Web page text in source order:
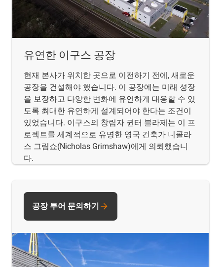
유연한 이구스 공장
현재 본사가 위치한 곳으로 이전하기 전에, 새로운
공장을 건설해야 했습니다. 이 공장에는 미래 성장
을 보장하고 다양한 변화에 유연하게 대응할 수 있
도록 최대한 유연하게 설계되어야 한다는 조건이
있었습니다. 이구스의 창립자 귄터 블라제는 이 프
로젝트를 세계적으로 유명한 영국 건축가 니콜라
스 그림쇼(Nicholas Grimshaw)에게 의뢰했습니
다.
공장 투어 문의하기